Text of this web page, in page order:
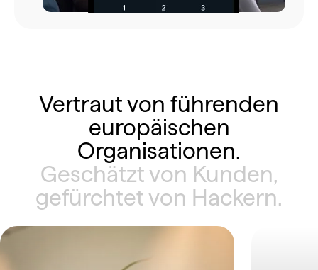
Vertraut von führenden
europäischen
Organisationen.
Geschätzt von Kunden,
gefürchtet von Hackern.